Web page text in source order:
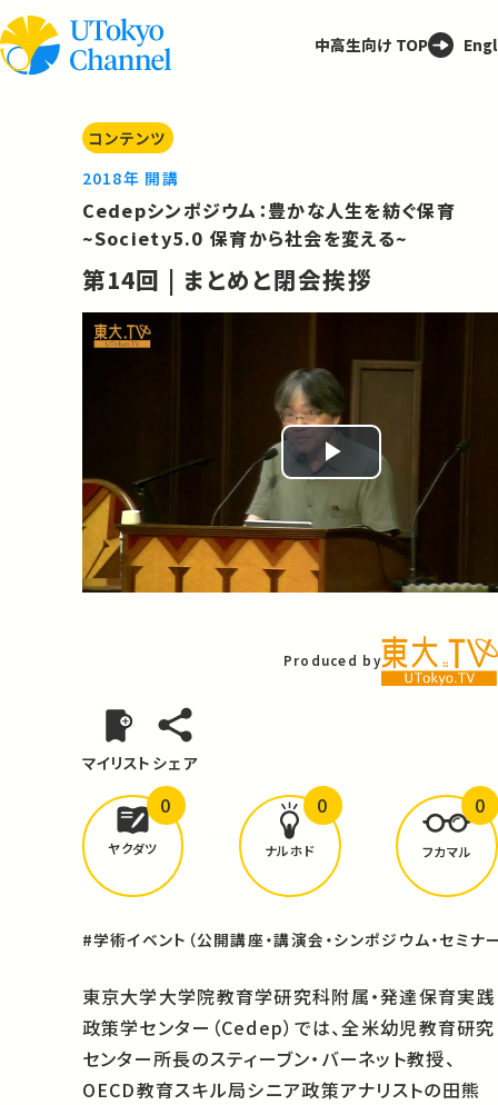
中高生向け TOP
コンテンツ
2018年 開講
Cedepシンポジウム：豊かな人生を紡ぐ保育
~Society5.0 保育から社会を変える~
第14回 | まとめと閉会挨拶
Play
Video
Produced by
マイリスト シェア
どんな学びがありましたか？
ヤクダツ
0
ナルホド
0
フカマル
0
#学術イベント（公開講座・講演会・シンポジウム・セミナ
東京大学大学院教育学研究科附属・発達保育実践
政策学センター（Cedep）では、全米幼児教育研究
センター所長のスティーブン・バーネット教授、
OECD教育スキル局シニア政策アナリストの田熊